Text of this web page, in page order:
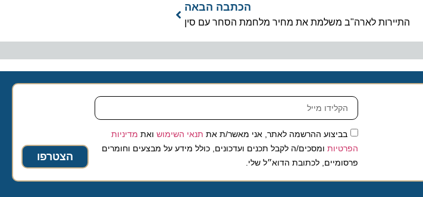
הכתבה הבאה
התיירות לארה"ב משלמת את מחיר מלחמת הסחר עם סין
בביצוע ההרשמה לאתר, אני מאשר/ת אתתנאי השימושואת מדיניות
הפרטיותומסכים/ה לקבל תכנים ועדכונים, כולל מידע על מבצעים וחומרים
פרסומיים, לכתובת הדוא״ל שלי.
הצטרפו